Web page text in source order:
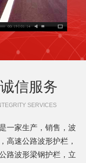
信服务
SERVICES
一家生产，销售，波
高速公路波形护栏，
路波形梁钢护栏，立